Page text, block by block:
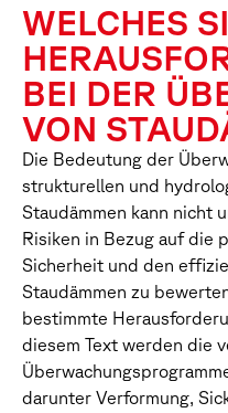
WELCHES
BEI DER
VON
Die Bedeutung der
strukturellen und
Staudämmen kann nicht
Risiken in Bezug auf die
Sicherheit und den
Staudämmen zu
bestimmte
diesem Text werden die
darunter Verformung,